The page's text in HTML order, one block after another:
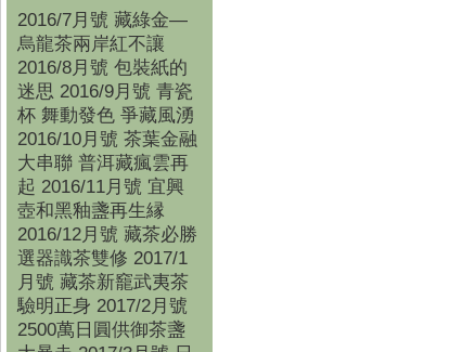
2016/7月號 藏綠金—
烏龍茶兩岸紅不讓
2016/8月號 包裝紙的
迷思 2016/9月號 青瓷
杯 舞動發色 爭藏風湧
2016/10月號 茶葉金融
大串聯 普洱藏瘋雲再
起 2016/11月號 宜興
壺和黑釉盞再生縁
2016/12月號 藏茶必勝
選器識茶雙修 2017/1
月號 藏茶新竉武夷茶
驗明正身 2017/2月號
2500萬日圓供御茶盞